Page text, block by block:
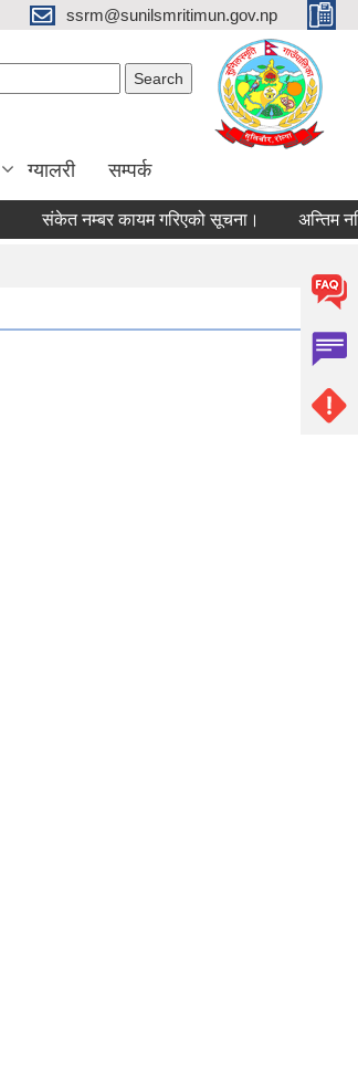
ssrm@sunilsmritimun.gov.np
ग्यालरी सम्पर्क
संकेत नम्बर कायम गरिएको सूचना। अन्तिम